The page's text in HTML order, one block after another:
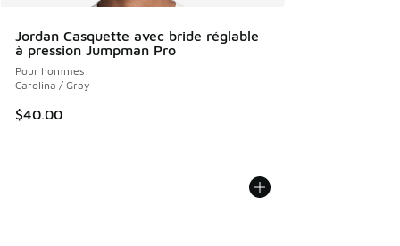
Jordan Casquette avec bride réglable
à pression Jumpman Pro
Pour hommes
Carolina / Gray
$40.00